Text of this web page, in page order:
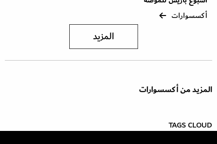
أكسسوارات
المزيد
المزيد من أكسسوارات
TAGS CLOUD